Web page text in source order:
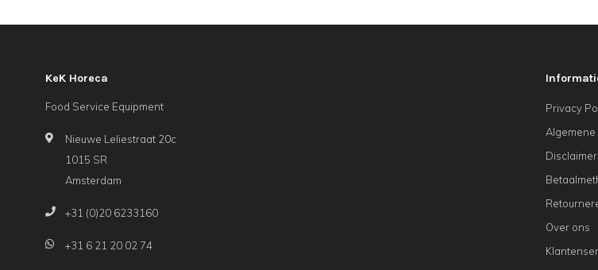
KeK Horeca
Food Service Equipment
Nieuwe Leliestraat 20c
1015 SR
Amsterdam
+31 (0)20 6233160
+31 6 21 20 02 74
Privacy
Disclaimer
Over ons